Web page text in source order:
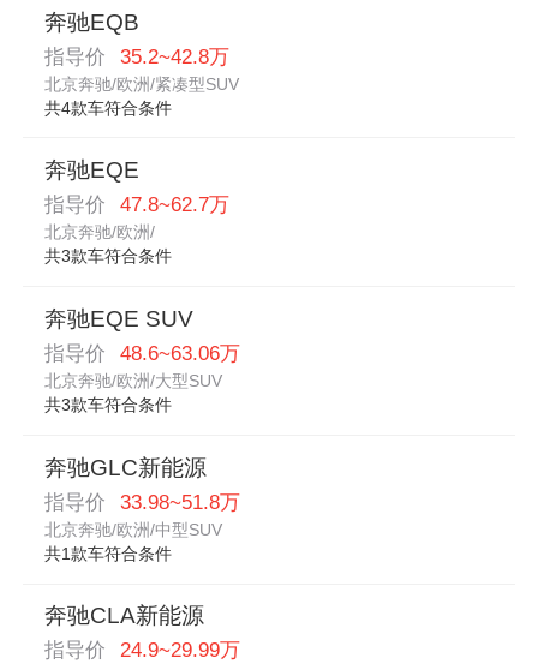
奔驰EQB
指导价 35.2~42.8万
北京奔驰/欧洲/紧凑型SUV
共4款车符合条件
奔驰EQE
指导价 47.8~62.7万
北京奔驰/欧洲/
共3款车符合条件
奔驰EQE SUV
指导价 48.6~63.06万
北京奔驰/欧洲/大型SUV
共3款车符合条件
奔驰GLC新能源
指导价 33.98~51.8万
北京奔驰/欧洲/中型SUV
共1款车符合条件
奔驰CLA新能源
指导价 24.9~29.99万